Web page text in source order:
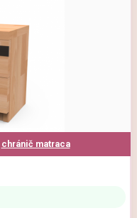
chránič matraca